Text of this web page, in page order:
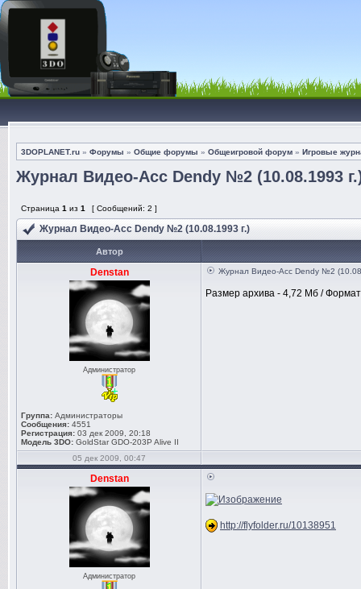
3DOPLANET.ru » Форумы » Общие форумы » Общеигровой форум » Игровые
Журнал Видео-Асс Dendy №2 (10.08.1993
Страница 1 из 1 [ Сообщений: 2 ]
Журнал Видео-Асс Dendy №2 (10.08.1993 г.)
Автор
Denstan
Администратор
Группа: Администраторы
Сообщения: 4551
Регистрация: 03 дек 2009, 20:18
Модель 3DO: GoldStar GDO-203P Alive II
Журнал Видео-Асс Dendy №2
Размер архива - 4,72 Мб /
05 дек 2009, 00:47
Denstan
Администратор
http://flyfolder.ru/10138951